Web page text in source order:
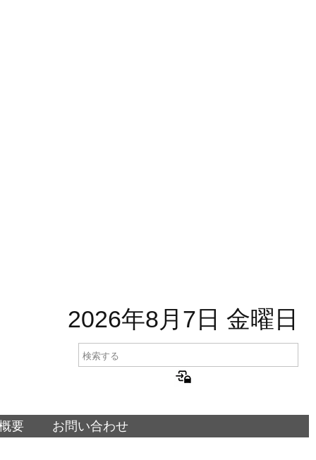
2026年8月7日 金曜日
要 お問い合わせ